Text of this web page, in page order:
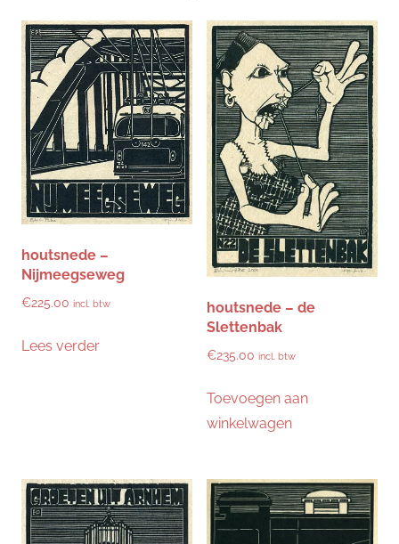
houtsnede –
Nijmeegseweg
€225.00 incl. btw
Lees verder
houtsnede – de
Slettenbak
€235.00 incl. btw
Toevoegen aan
winkelwagen